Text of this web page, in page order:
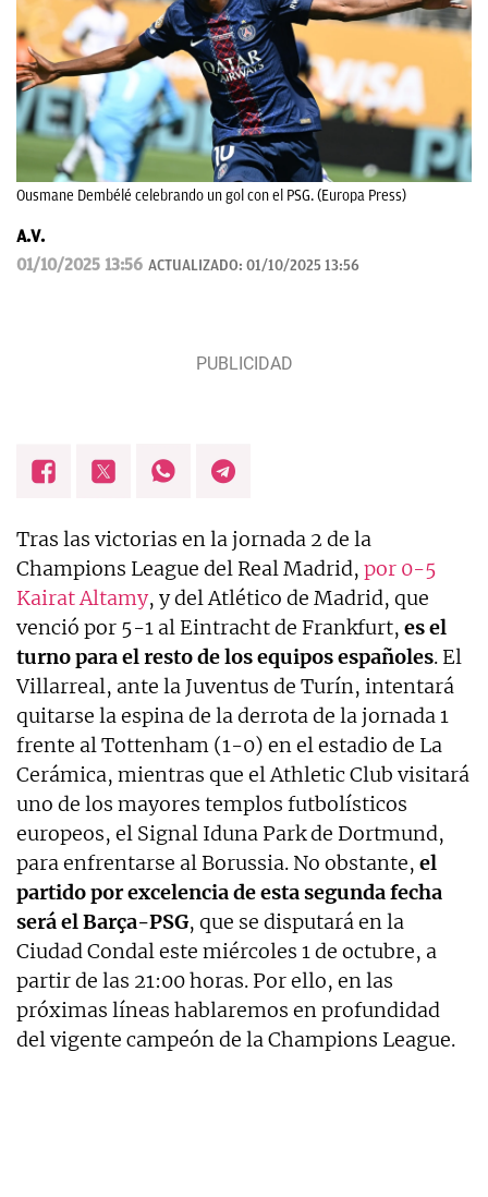
Ousmane Dembélé celebrando un gol con el PSG. (Europa Press)
A.V.
01/10/2025 13:56 ACTUALIZADO: 01/10/2025 13:56
Tras las victorias en la jornada 2 de la
Champions League del Real Madrid, por 0-5
Kairat Altamy, y del Atlético de Madrid, que
venció por 5-1 al Eintracht de Frankfurt, es el
turno para el resto de los equipos españoles. El
Villarreal, ante la Juventus de Turín, intentará
quitarse la espina de la derrota de la jornada 1
frente al Tottenham (1-0) en el estadio de La
Cerámica, mientras que el Athletic Club visitará
uno de los mayores templos futbolísticos
europeos, el Signal Iduna Park de Dortmund,
para enfrentarse al Borussia. No obstante, el
partido por excelencia de esta segunda fecha
será el Barça-PSG, que se disputará en la
Ciudad Condal este miércoles 1 de octubre, a
partir de las 21:00 horas. Por ello, en las
próximas líneas hablaremos en profundidad
del vigente campeón de la Champions League.